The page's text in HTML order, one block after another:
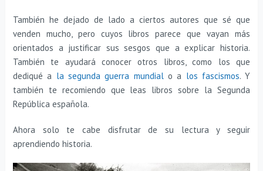
También he dejado de lado a ciertos autores que sé que
venden mucho, pero cuyos libros parece que vayan más
orientados a justificar sus sesgos que a explicar historia.
También te ayudará conocer otros libros, como los que
dediqué a la segunda guerra mundialo a los fascismos. Y
también te recomiendo que leas libros sobre la Segunda
República española.
Ahora solo te cabe disfrutar de su lectura y seguir
aprendiendo historia.